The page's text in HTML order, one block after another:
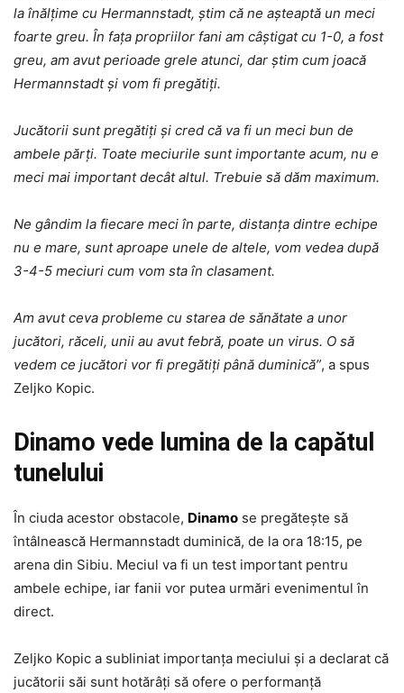
la înălțime cu Hermannstadt, ştim că ne aşteaptă un meci
foarte greu. În fața propriilor fani am câştigat cu 1-0, a fost
greu, am avut perioade grele atunci, dar ştim cum joacă
Hermannstadt şi vom fi pregătiți.
Jucătorii sunt pregătiți şi cred că va fi un meci bun de
ambele părți. Toate meciurile sunt importante acum, nu e
meci mai important decât altul. Trebuie să dăm maximum.
Ne gândim la fiecare meci în parte, distanța dintre echipe
nu e mare, sunt aproape unele de altele, vom vedea după
3-4-5 meciuri cum vom sta în clasament.
Am avut ceva probleme cu starea de sănătate a unor
jucători, răceli, unii au avut febră, poate un virus. O să
vedem ce jucători vor fi pregătiți până duminică”, a spus
Zeljko Kopic.
Dinamo vede lumina de la capătul
tunelului
În ciuda acestor obstacole, Dinamo se pregătește să
întâlnească Hermannstadt duminică, de la ora 18:15, pe
arena din Sibiu. Meciul va fi un test important pentru
ambele echipe, iar fanii vor putea urmări evenimentul în
direct.
Zeljko Kopic a subliniat importanța meciului și a declarat că
jucătorii săi sunt hotărâți să ofere o performanță